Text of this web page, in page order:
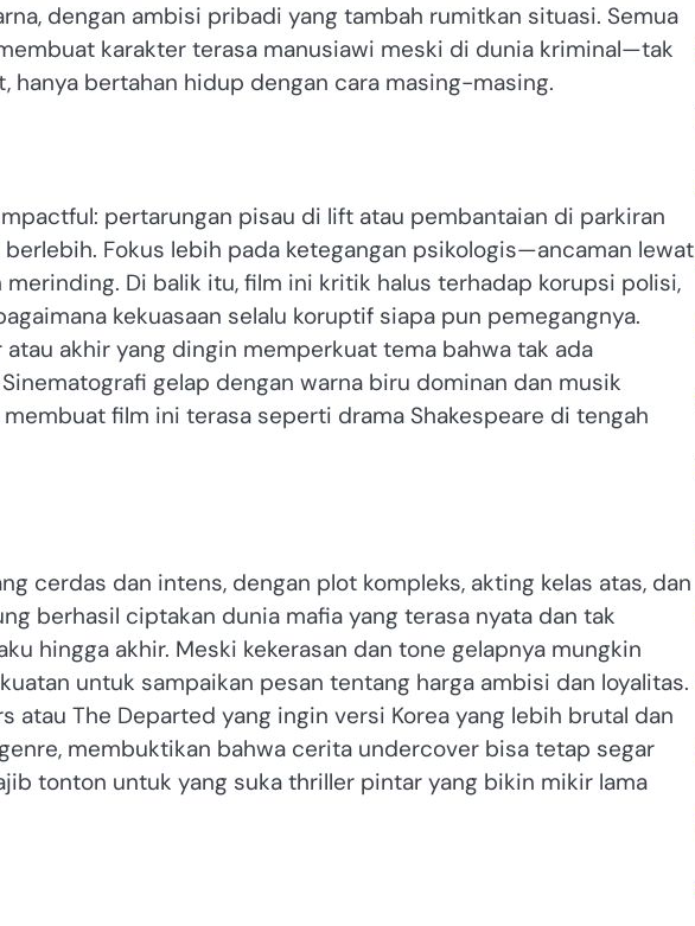
dengan ambisi pribadi yang tambah rumitkan situasi. Semua
karakter terasa manusiawi meski di dunia kriminal—tak
hanya bertahan hidup dengan cara masing-masing.
pertarungan pisau di lift atau pembantaian di parkiran
Fokus lebih pada ketegangan psikologis—ancaman lewat
Di balik itu, film ini kritik halus terhadap korupsi polisi,
kekuasaan selalu koruptif siapa pun pemegangnya.
akhir yang dingin memperkuat tema bahwa tak ada
gelap dengan warna biru dominan dan musik
film ini terasa seperti drama Shakespeare di tengah
cerdas dan intens, dengan plot kompleks, akting kelas atas, dan
berhasil ciptakan dunia mafia yang terasa nyata dan tak
hingga akhir. Meski kekerasan dan tone gelapnya mungkin
untuk sampaikan pesan tentang harga ambisi dan loyalitas.
atau The Departed yang ingin versi Korea yang lebih brutal dan
membuktikan bahwa cerita undercover bisa tetap segar
tonton untuk yang suka thriller pintar yang bikin mikir lama